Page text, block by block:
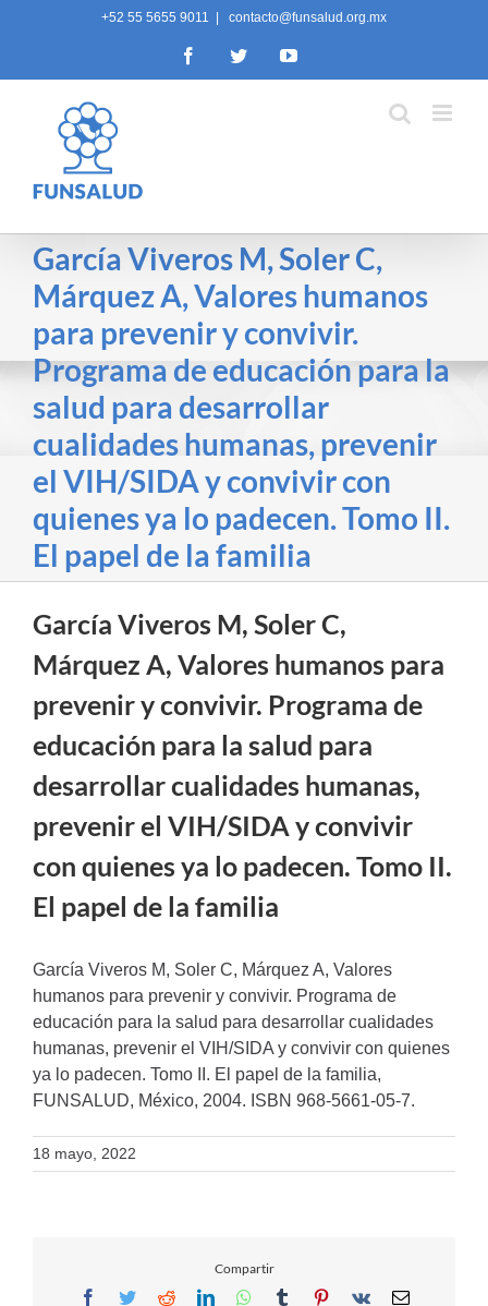
+52 55 5655 9011 contacto@funsalud.org.mx
FacebookTwitterYouTube
García Viveros M, Soler C,
Márquez A, Valores humanos
para prevenir y convivir.
Programa de educación para la
salud para desarrollar
cualidades humanas, prevenir
el VIH/SIDA y convivir con
quienes ya lo padecen. Tomo II.
El papel de la familia
García Viveros M, Soler C,
Márquez A, Valores humanos para
prevenir y convivir. Programa de
educación para la salud para
desarrollar cualidades humanas,
prevenir el VIH/SIDA y convivir
con quienes ya lo padecen. Tomo II.
El papel de la familia
García Viveros M, Soler C, Márquez A, Valores
humanos para prevenir y convivir. Programa de
educación para la salud para desarrollar cualidades
humanas, prevenir el VIH/SIDA y convivir con quienes
ya lo padecen. Tomo II. El papel de la familia,
FUNSALUD, México, 2004. ISBN 968-5661-05-7.
18 mayo, 2022
Compartir
Facebook
TwitterRedditLinkedInWhatsApp
TumblrPinterest
Vk Email